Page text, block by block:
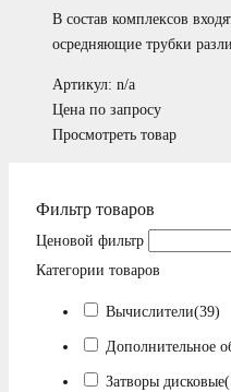
В состав комплексов
осредняющие трубки
Артикул: n/a
Цена по запросу
Просмотреть товар
Фильтр товаров
Ценовой фильтр
Категории товаров
Вычислители(39)
Дополнительное
Затворы дисковые